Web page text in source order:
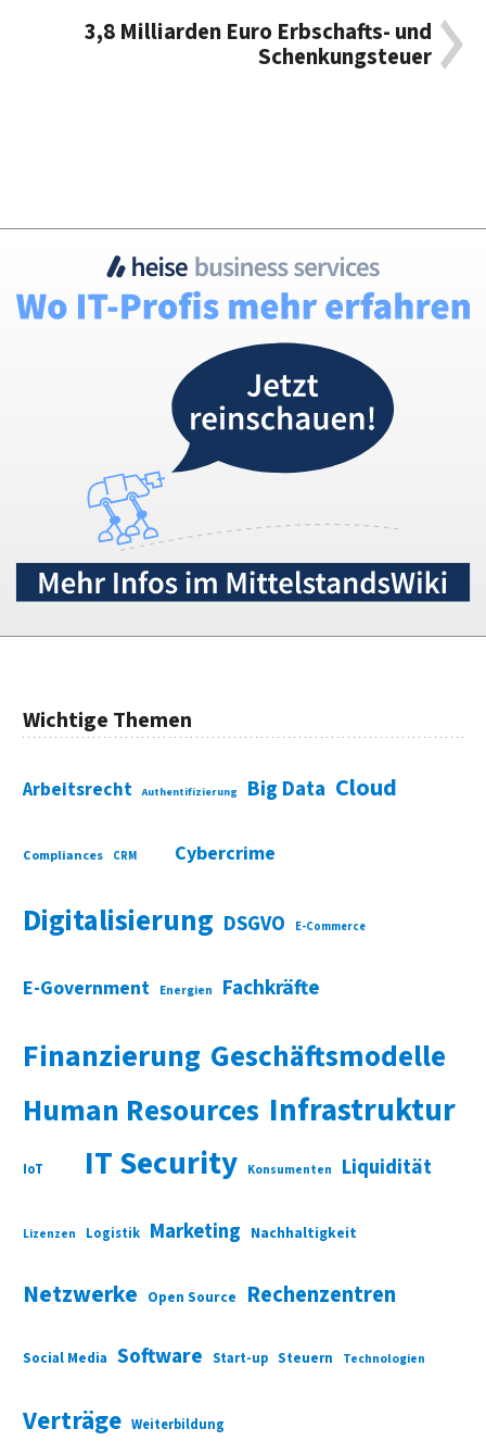
3,8 Milliarden Euro Erbschafts- und
Schenkungsteuer
Wichtige Themen
Arbeitsrecht Authentifizierung Big Data Cloud
Compliances CRM Cybercrime
Digitalisierung DSGVO E-Commerce
E-Government Energien Fachkräfte
Finanzierung Geschäftsmodelle
Human Resources Infrastruktur
IoT IT Security Konsumenten Liquidität
Lizenzen Logistik Marketing Nachhaltigkeit
Netzwerke Open Source Rechenzentren
Social Media Software Start-up Steuern Technologien
Verträge Weiterbildung